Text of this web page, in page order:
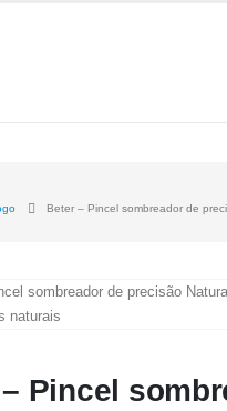
Beter – Pincel sombreador de
Pincel